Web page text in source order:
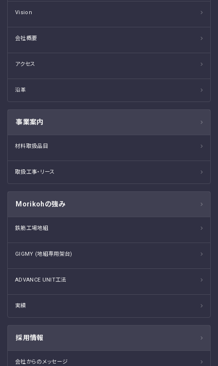
Vision
会社概要
アクセス
沿革
事業案内
材料取扱品目
取扱工事・リース
Morikohの強み
鉄筋工場地組
GIGMY (地組専用架台)
ADVANCE UNIT工法
実績
採用情報
会社からのメッセージ